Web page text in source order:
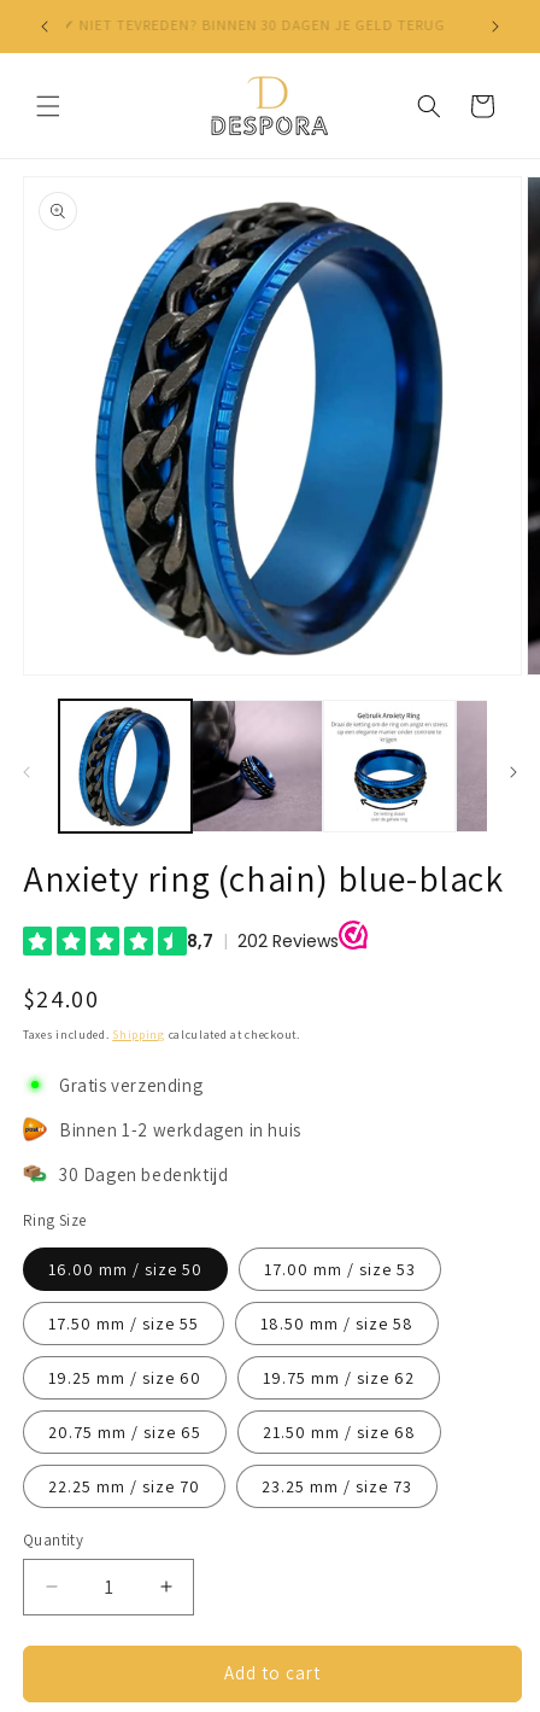
Skip to
content
✔ NIET TEVREDEN? BINNEN 30 DAGEN JE GELD TERUG
Cart
product
information
media
Anxiety ring (chain) blue-black
Regular
$24.00
Taxes included. Shipping calculated at checkout.
Gratis verzending
Binnen 1-2 werkdagen in huis
30 Dagen bedenktijd
Ring Size
16.00 mm / size 50 17.00 mm / size 53
17.50 mm / size 55 18.50 mm / size 58
19.25 mm / size 60 19.75 mm / size 62
20.75 mm / size 65 21.50 mm / size 68
22.25 mm / size 70 23.25 mm / size 73
Quantity
Decrease
quantity
for
ring
Increase
quantity
for
Anxiety
ring
Add to cart